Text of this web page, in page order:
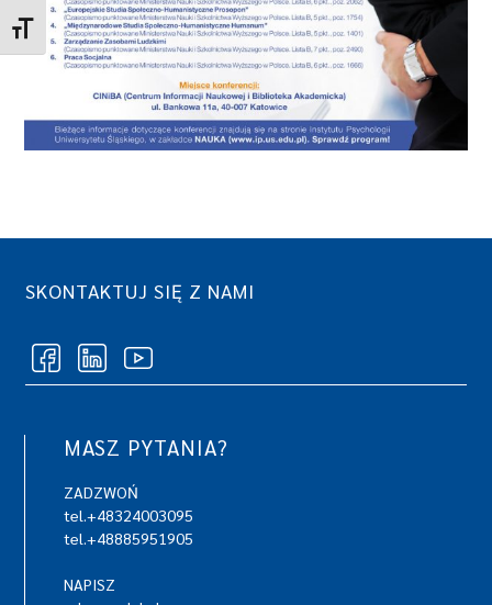
Toggle Font size
SKONTAKTUJ SIĘ Z NAMI
MASZ PYTANIA?
ZADZWOŃ
tel.+48324003095
tel.+48885951905
NAPISZ